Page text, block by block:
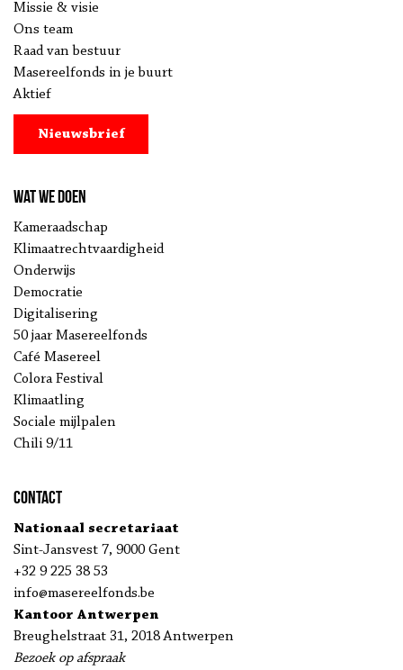
Missie & visie
Ons team
Raad van bestuur
Masereelfonds in je buurt
Aktief
Nieuwsbrief
Wat we doen
Kameraadschap
Klimaatrechtvaardigheid
Onderwijs
Democratie
Digitalisering
50 jaar Masereelfonds
Café Masereel
Colora Festival
Klimaatling
Sociale mijlpalen
Chili 9/11
Contact
Nationaal secretariaat
Sint-Jansvest 7, 9000 Gent
+32 9 225 38 53
info@masereelfonds.be
Kantoor Antwerpen
Breughelstraat 31, 2018 Antwerpen
Bezoek op afspraak